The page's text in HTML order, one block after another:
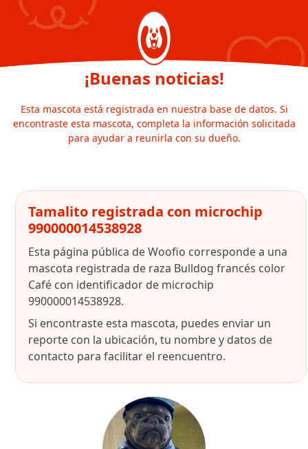
¡Buenas noticias!
Esta mascota está registrada en nuestra base de datos. Si
encontraste esta mascota, completa la información solicitada
para ayudar a reunirla con su dueño.
Tamalito registrada con microchip
990000014538928
Esta página pública de Woofio corresponde a una
mascota registrada de raza Bulldog francés color
Café con identificador de microchip
990000014538928.
Si encontraste esta mascota, puedes enviar un
reporte con la ubicación, tu nombre y datos de
contacto para facilitar el reencuentro.